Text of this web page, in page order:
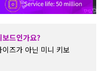
드인가요?
즈가 아닌 미니 키보